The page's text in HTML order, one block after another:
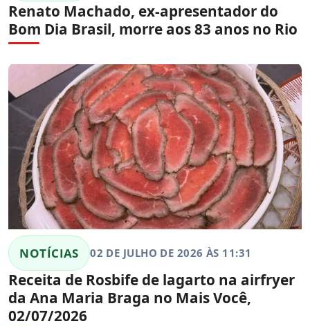
Renato Machado, ex-apresentador do
Bom Dia Brasil, morre aos 83 anos no Rio
NOTÍCIAS 02 DE JULHO DE 2026 ÀS 11:31
Receita de Rosbife de lagarto na airfryer
da Ana Maria Braga no Mais Você,
02/07/2026